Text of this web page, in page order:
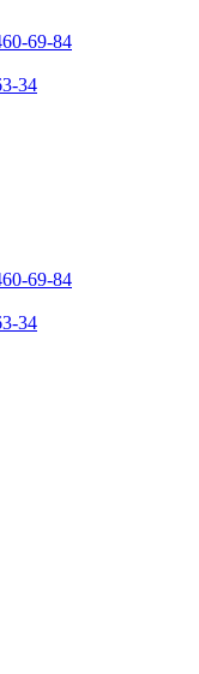
69-84
34
69-84
34